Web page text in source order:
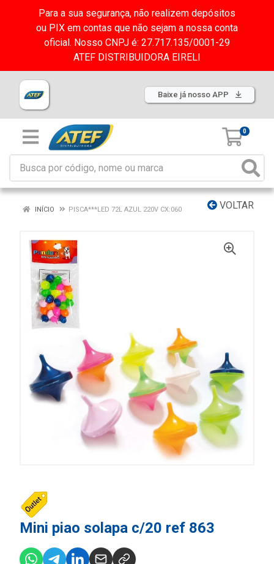
Para a sua segurança, não realizem depósitos
ou PIX em contas que não sejam a nossa conta
oficial. Nosso CNPJ é: 27.717.135/0001-29
ATEF DISTRIBUIDORA EIRELI
Baixe já nosso APP
0
VOLTAR
INÍCIO PISCA***LED 72L AZUL 220V CX:060
Mini piao solapa c/20 ref 863